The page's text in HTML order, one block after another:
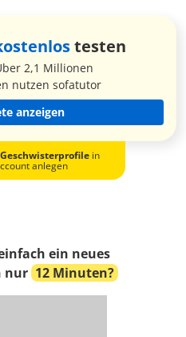
testen
2,1 Millionen
nutzen sofatutor
anzeigen
in
anlegen
ein neues
nur 12 Minuten?